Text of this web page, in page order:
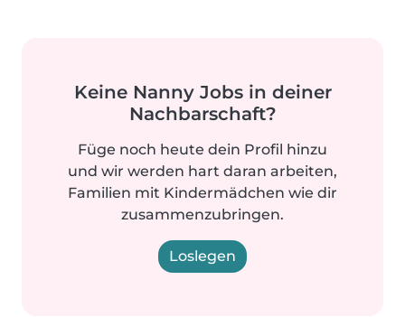
Keine Nanny Jobs in deiner
Nachbarschaft?
Füge noch heute dein Profil hinzu
und wir werden hart daran arbeiten,
Familien mit Kindermädchen wie dir
zusammenzubringen.
Loslegen